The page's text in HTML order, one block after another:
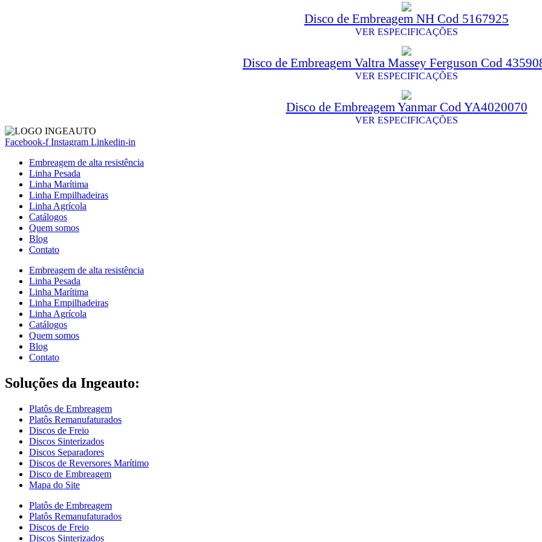
Disco de Embreagem NH Cod 5167925
VER ESPECIFICAÇÕES
Disco de Embreagem Valtra Massey Ferguson Cod
VER ESPECIFICAÇÕES
Disco de Embreagem Yanmar Cod YA4020070
VER ESPECIFICAÇÕES
Facebook-f Instagram Linkedin-in
Embreagem de alta resistência
Linha Pesada
Linha Marítima
Linha Empilhadeiras
Linha Agrícola
Catálogos
Quem somos
Blog
Contato
Embreagem de alta resistência
Linha Pesada
Linha Marítima
Linha Empilhadeiras
Linha Agrícola
Catálogos
Quem somos
Blog
Contato
Soluções da Ingeauto:
Platôs de Embreagem
Platôs Remanufaturados
Discos de Freio
Discos Sinterizados
Discos Separadores
Discos de Reversores Marítimo
Disco de Embreagem
Mapa do Site
Platôs de Embreagem
Platôs Remanufaturados
Discos de Freio
Discos Sinterizados